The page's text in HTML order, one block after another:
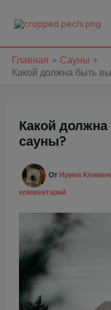
Главная
Сауны
Какой должна быть
Какой
сауны?
От Ирина
комментарий